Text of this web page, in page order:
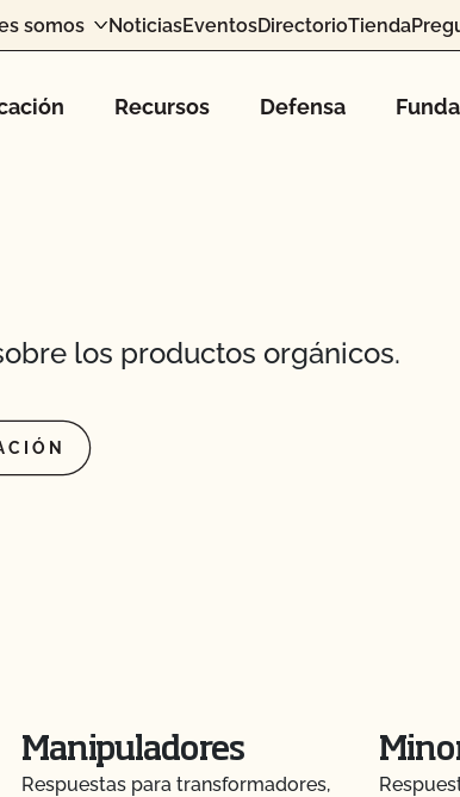
somos NoticiasEventosDirectorioTienda
Recursos Defensa
los productos orgánicos.
Manipuladores
Respuestas para transformadores,